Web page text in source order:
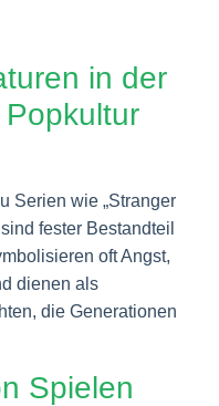
in der
Serien wie „Stranger
fester Bestandteil
oft Angst,
dienen als
die Generationen
Spielen